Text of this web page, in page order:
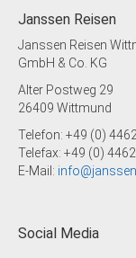
Janssen Reisen
Janssen Reisen
GmbH & Co. KG
Alter Postweg 29
26409 Wittmund
Telefon: +49 (0)
Telefax: +49 (0)
E-Mail:
Social Media